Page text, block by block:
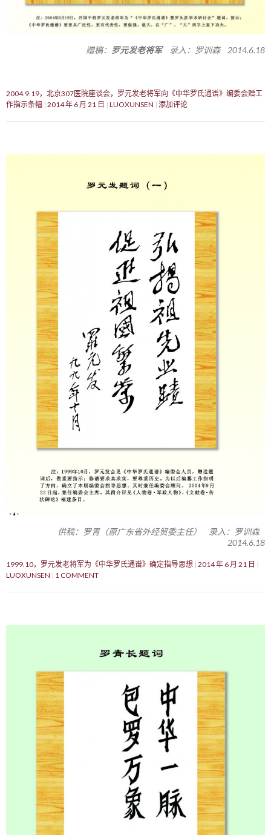
赠稿： 罗元发老将军录入：罗训森 2014.6.18
2004.9.19，北京307医院座谈会，罗元发老将军向《中华罗氏通谱》编委会赠工
作指示条幅 2014 年 6 月 21 日 LUOXUNSEN 添加评论
供稿：罗青（原广东省外经贸委主任） 录入：罗训森
2014.6.18
1999.10，罗元发老将军为《中华罗氏通谱》确定指导思想 2014 年 6 月 21 日
LUOXUNSEN
1 COMMENT